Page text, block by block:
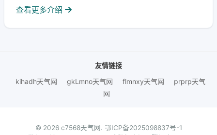
查看更多介绍
友情链接
kihadh天气网
gkLmno天气网 flmnxy天气网
prprp天气
网
© 2026 c7568天气网. 鄂ICP备2025098837号-1